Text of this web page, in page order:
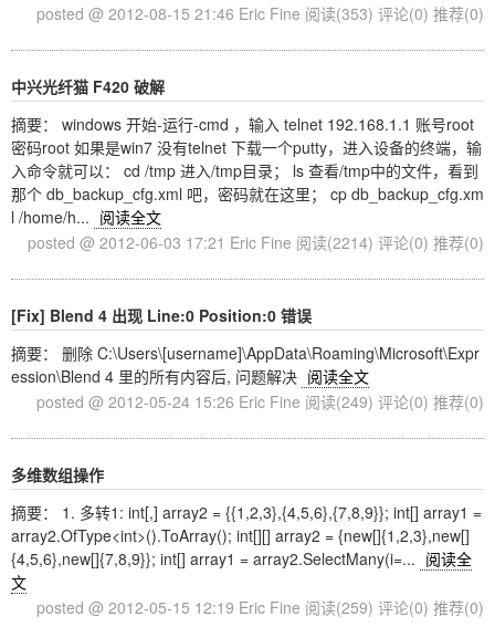
posted @ 2012-08-15 21:46 Eric Fine 阅读(353) 评论(0) 推荐(0)
中兴光纤猫 F420 破解
摘要： windows 开始-运行-cmd ，输入 telnet 192.168.1.1 账号root
密码root 如果是win7 没有telnet 下载一个putty，进入设备的终端，输
入命令就可以： cd /tmp 进入/tmp目录； ls 查看/tmp中的文件，看到
那个 db_backup_cfg.xml 吧，密码就在这里； cp db_backup_cfg.xm
l /home/h... 阅读全文
posted @ 2012-06-03 17:21 Eric Fine 阅读(2214) 评论(0) 推荐(0)
[Fix] Blend 4 出现 Line:0 Position:0 错误
摘要： 删除 C:\Users\[username]\AppData\Roaming\Microsoft\Expr
ession\Blend 4 里的所有内容后, 问题解决 阅读全文
posted @ 2012-05-24 15:26 Eric Fine 阅读(249) 评论(0) 推荐(0)
多维数组操作
摘要： 1. 多转1: int[,] array2 = {{1,2,3},{4,5,6},{7,8,9}}; int[] array1 =
array2.OfType<int>().ToArray(); int[][] array2 = {new[]{1,2,3},new[]
{4,5,6},new[]{7,8,9}}; int[] array1 = array2.SelectMany(i=... 阅读全
文
posted @ 2012-05-15 12:19 Eric Fine 阅读(259) 评论(0) 推荐(0)